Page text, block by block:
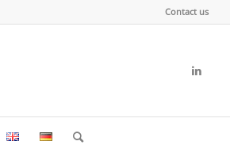
Contact us